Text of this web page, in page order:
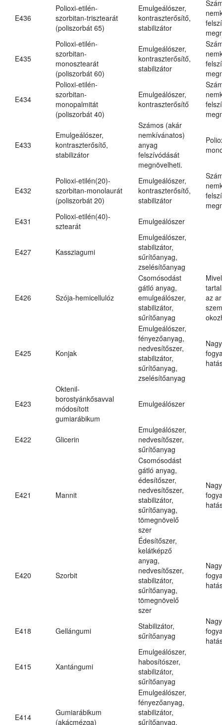
E436
Polioxi-etilén-
szorbitan-trisztearát
(poliszorbát 65)
Emulgeálószer,
kontraszterősítő,
stabilizátor
E435
Polioxi-etilén-
szorbitan-
monosztearát
(poliszorbát 60)
Emulgeálószer,
kontraszterősítő,
stabilizátor
E434
Polioxi-etilén-
szorbitan-
monopalmitát
(poliszorbát 40)
Emulgeálószer,
kontraszterősítő
E433
Emulgeálószer,
kontraszterősítő,
stabilizátor
Számos (akár
nemkívánatos)
anyag
felszívódását
megnövelheti.
E432
Polioxi-etilén(20)-
szorbitan-monolaurát
(poliszorbát 20)
Emulgeálószer,
kontraszterősítő,
stabilizátor
E431
Polioxi-etilén(40)-
sztearát
Emulgeálószer
E427 Kassziagumi
Emulgeálószer,
stabilizátor,
sűrítőanyag,
zselésítőanyag
E426 Szója-hemicellulóz
Csomósodást
gátló anyag,
emulgeálószer,
stabilizátor,
sűrítőanyag
az
E425 Konjak
Emulgeálószer,
fényezőanyag,
nedvesítőszer,
stabilizátor,
sűrítőanyag,
zselésítőanyag
E423
Oktenil-
borostyánkősavval
módosított
gumiarábikum
Emulgeálószer
E422 Glicerin
Emulgeálószer,
nedvesítőszer,
sűrítőanyag
E421 Mannit
Csomósodást
gátló anyag,
édesítőszer,
nedvesítőszer,
stabilizátor,
sűrítőanyag,
tömegnövelő
szer
E420 Szorbit
Édesítőszer,
kelátképző
anyag,
nedvesítőszer,
stabilizátor,
sűrítőanyag,
tömegnövelő
szer
E418 Gellángumi
Stabilizátor,
sűrítőanyag
E415 Xantángumi
Emulgeálószer,
habosítószer,
stabilizátor,
sűrítőanyag
E414
Gumiarábikum
(akácmézga)
Emulgeálószer,
fényezőanyag,
stabilizátor,
sűrítőanyag,